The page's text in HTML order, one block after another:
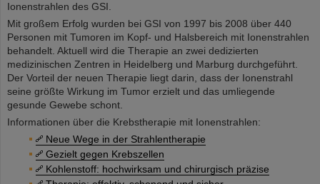
Ionenstrahlen des GSI.
Mit großem Erfolg wurden bei GSI von 1997 bis 2008 über 440
Personen mit Tumoren im Kopf- und Halsbereich mit Ionenstrahlen
behandelt. Aktuell wird die Therapie an zwei dedizierten
medizinischen Zentren in Heidelberg und Marburg durchgeführt.
Der Vorteil der neuen Therapie liegt darin, dass der Ionenstrahl
seine größte Wirkung im Tumor erzielt und das umliegende
gesunde Gewebe schont.
Informationen über die Krebstherapie mit Ionenstrahlen:
Neue Wege in der Strahlentherapie
Gezielt gegen Krebszellen
Kohlenstoff: hochwirksam und chirurgisch präzise